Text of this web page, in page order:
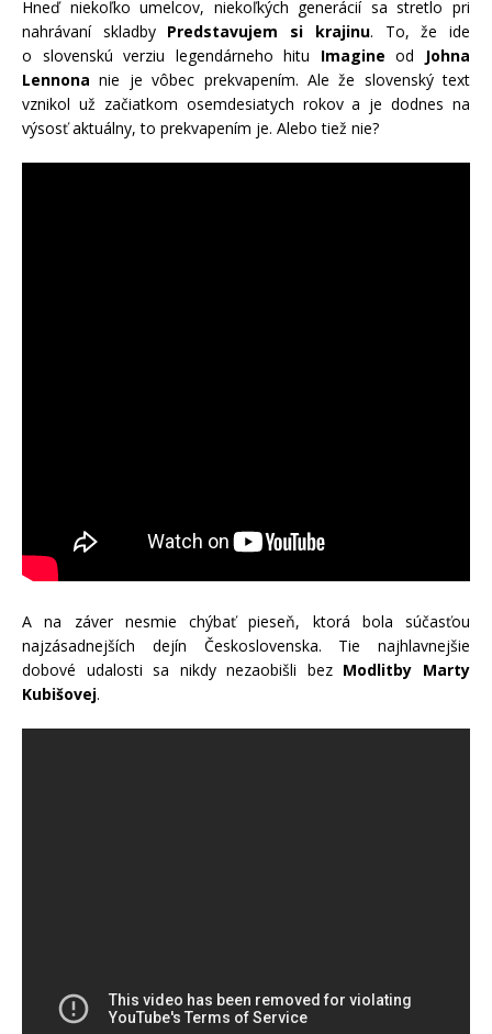
Hneď niekoľko umelcov, niekoľkých generácií sa stretlo pri
nahrávaní skladby Predstavujem si krajinu. To, že ide
o slovenskú verziu legendárneho hitu Imagine od
Johna
Lennona nie je vôbec prekvapením. Ale že slovenský text
vznikol už začiatkom osemdesiatych rokov a je dodnes na
výsosť aktuálny, to prekvapením je. Alebo tiež nie?
A na záver nesmie chýbať pieseň, ktorá bola súčasťou
najzásadnejších dejín Československa. Tie najhlavnejšie
dobové udalosti sa nikdy nezaobišli bez Modlitby Marty
Kubišovej.